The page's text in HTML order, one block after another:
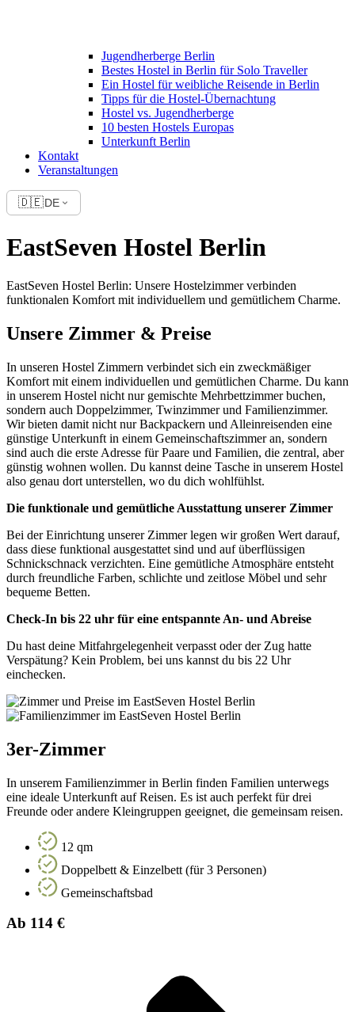
Jugendherberge Berlin
Bestes Hostel in Berlin für Solo Traveller
Ein Hostel für weibliche Reisende in Berlin
Tipps für die Hostel-Übernachtung
Hostel vs. Jugendherberge
10 besten Hostels Europas
Unterkunft Berlin
Kontakt
Veranstaltungen
🇩🇪DE
EastSeven Hostel Berlin
EastSeven Hostel Berlin: Unsere Hostelzimmer verbinden
funktionalen Komfort mit individuellem und gemütlichem Charme.
Unsere Zimmer & Preise
In unseren Hostel Zimmern verbindet sich ein zweckmäßiger
Komfort mit einem individuellen und gemütlichen Charme. Du kann
in unserem Hostel nicht nur gemischte Mehrbettzimmer buchen,
sondern auch Doppelzimmer, Twinzimmer und Familienzimmer.
Wir bieten damit nicht nur Backpackern und Alleinreisenden eine
günstige Unterkunft in einem Gemeinschaftszimmer an, sondern
sind auch die erste Adresse für Paare und Familien, die zentral, aber
günstig wohnen wollen. Du kannst deine Tasche in unserem Hostel
also genau dort unterstellen, wo du dich wohlfühlst.
Die funktionale und gemütliche Ausstattung unserer Zimmer
Bei der Einrichtung unserer Zimmer legen wir großen Wert darauf,
dass diese funktional ausgestattet sind und auf überflüssigen
Schnickschnack verzichten. Eine gemütliche Atmosphäre entsteht
durch freundliche Farben, schlichte und zeitlose Möbel und sehr
bequeme Betten.
Check-In bis 22 uhr für eine entspannte An- und Abreise
Du hast deine Mitfahrgelegenheit verpasst oder der Zug hatte
Verspätung? Kein Problem, bei uns kannst du bis 22 Uhr
einchecken.
3er-Zimmer
In unserem Familienzimmer in Berlin finden Familien unterwegs
eine ideale Unterkunft auf Reisen. Es ist auch perfekt für drei
Freunde oder andere Kleingruppen geeignet, die gemeinsam reisen.
12 qm
Doppelbett & Einzelbett (für 3 Personen)
Gemeinschaftsbad
Ab 114 €